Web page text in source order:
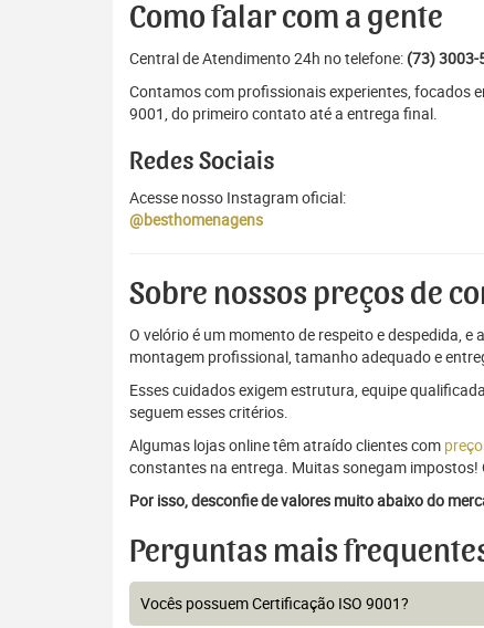
Como falar com a gente
Central de Atendimento 24h no telefone: (73) 3003-
Contamos com profissionais experientes, focados
9001, do primeiro contato até a entrega final.
Redes Sociais
Acesse nosso Instagram oficial:
@besthomenagens
Sobre nossos preços de
O velório é um momento de respeito e despedida,
montagem profissional, tamanho adequado e
Esses cuidados exigem estrutura, equipe
seguem esses critérios.
Algumas lojas online têm atraído clientes com
constantes na entrega. Muitas sonegam
Por isso, desconfie de valores muito abaixo do
Perguntas mais
Vocês possuem Certificação ISO 9001?